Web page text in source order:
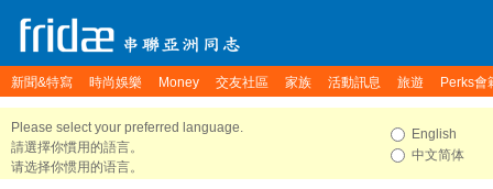
新聞&特寫 時尚娛樂 Money 交友社區 家族 活動訊息 旅遊 Perks會
Please select your preferred language.
請選擇你慣用的語言。
请选择你惯用的语言。
English
中文简体